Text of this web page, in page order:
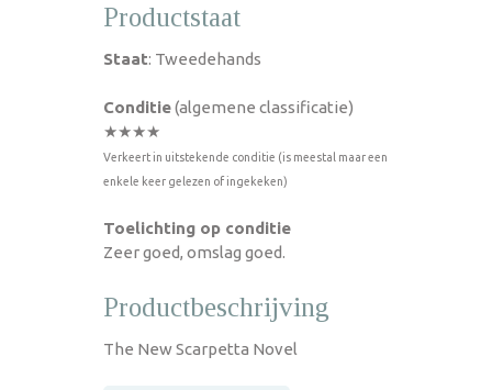
Productstaat
Staat: Tweedehands
Conditie(algemene classificatie)
★★★★
Verkeert in uitstekende conditie (is meestal maar een
enkele keer gelezen of ingekeken)
Toelichting op conditie
Zeer goed, omslag goed.
Productbeschrijving
The New Scarpetta Novel